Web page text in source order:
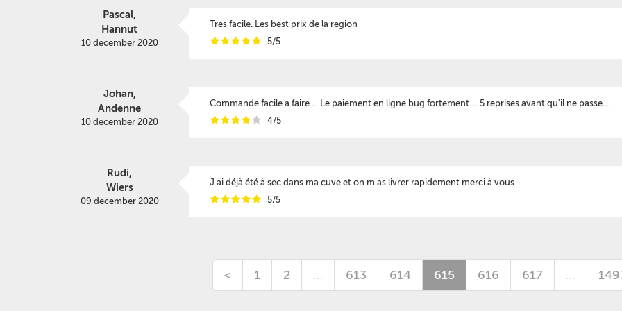
Pascal,
Hannut
10 december 2020
Tres facile. Les best prix de la region
iiiii 5/5
Johan,
Andenne
10 december 2020
Commande facile a faire.... Le paiement en ligne bug fortement.... 5 reprises avant qu'il ne passe....
iiiii 4/5
Rudi,
Wiers
09 december 2020
J ai déjà été à sec dans ma cuve et on m as livrer rapidement merci à vous
iiiii 5/5
< 1 2 … 613 614 615 616 617 …